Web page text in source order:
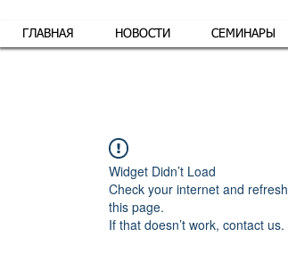
ГЛАВНАЯ НОВОСТИ СЕМИНАРЫ
Widget Didn’t Load
Check your internet and refresh
this page.
If that doesn’t work, contact us.